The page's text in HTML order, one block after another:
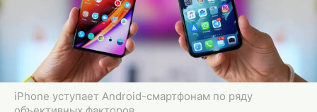
iPhone уступает Android-смартфонам по ряду